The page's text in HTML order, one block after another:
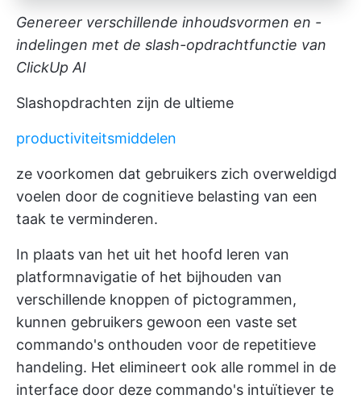
Genereer verschillende inhoudsvormen en -
indelingen met de slash-opdrachtfunctie van
ClickUp AI
Slashopdrachten zijn de ultieme
productiviteitsmiddelen
ze voorkomen dat gebruikers zich overweldigd
voelen door de cognitieve belasting van een
taak te verminderen.
In plaats van het uit het hoofd leren van
platformnavigatie of het bijhouden van
verschillende knoppen of pictogrammen,
kunnen gebruikers gewoon een vaste set
commando's onthouden voor de repetitieve
handeling. Het elimineert ook alle rommel in de
interface door deze commando's intuïtiever te